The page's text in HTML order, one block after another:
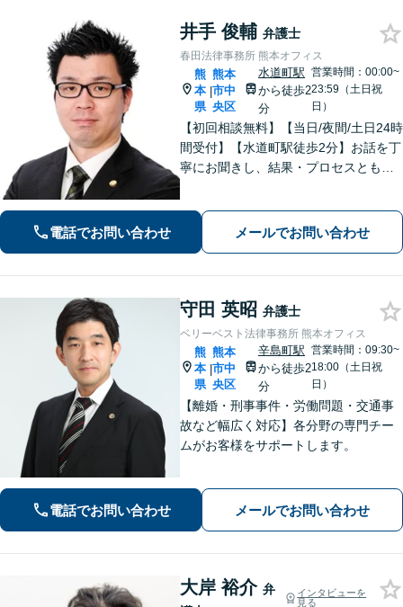
井手 俊輔 弁護士
春田法律事務所 熊本オフィス
熊
本
県
|
熊本
市中
央区
水道町駅
から徒歩2
分
営業時間：00:00~
23:59（土日祝
日）
【初回相談無料】【当日/夜間/土日24時
間受付】【水道町駅徒歩2分】お話を丁
寧にお聞きし、結果・プロセスともに
電話でお問い合わせ メールでお問い合わせ
守田 英昭 弁護士
ベリーベスト法律事務所 熊本オフィス
熊
本
県
|
熊本
市中
央区
辛島町駅
から徒歩2
分
営業時間：09:30~
18:00（土日祝
日）
【離婚・刑事事件・労働問題・交通事
故など幅広く対応】各分野の専門チー
ムがお客様をサポートします。
電話でお問い合わせ メールでお問い合わせ
大岸 裕介 弁
インタビューを
見る